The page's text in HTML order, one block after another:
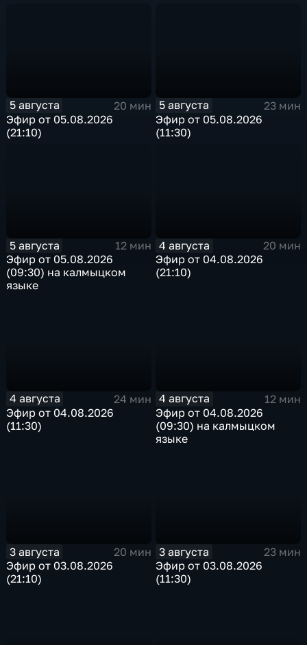
5 августа
20 мин
Эфир от 05.08.2026
(21:10)
5 августа
23 мин
Эфир от 05.08.2026
(11:30)
5 августа
12 мин
Эфир от 05.08.2026
(09:30) на калмыцком
языке
4 августа
20 мин
Эфир от 04.08.2026
(21:10)
4 августа
24 мин
Эфир от 04.08.2026
(11:30)
4 августа
12 мин
Эфир от 04.08.2026
(09:30) на калмыцком
языке
3 августа
20 мин
Эфир от 03.08.2026
(21:10)
3 августа
23 мин
Эфир от 03.08.2026
(11:30)